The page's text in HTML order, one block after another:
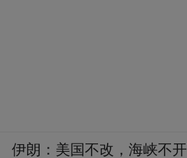
伊朗：美国不改，海峡不开